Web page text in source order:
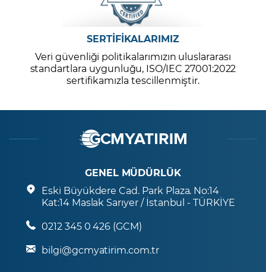
SERTİFİKALARIMIZ
Veri güvenliği politikalarımızın uluslararası
standartlara uygunluğu, ISO/IEC 27001:2022
sertifikamızla tescillenmiştir.
GENEL MÜDÜRLÜK
Eski Büyükdere Cad. Park Plaza. No:14
Kat:14 Maslak Sarıyer / İstanbul - TÜRKİYE
0212 345 0 426 (GCM)
bilgi@gcmyatirim.com.tr